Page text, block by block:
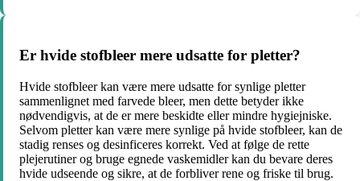
Er hvide stofbleer mere udsatte for pletter?
Hvide stofbleer kan være mere udsatte for synlige pletter
sammenlignet med farvede bleer, men dette betyder ikke
nødvendigvis, at de er mere beskidte eller mindre hygiejniske.
Selvom pletter kan være mere synlige på hvide stofbleer, kan de
stadig renses og desinficeres korrekt. Ved at følge de rette
plejerutiner og bruge egnede vaskemidler kan du bevare deres
hvide udseende og sikre, at de forbliver rene og friske til brug.